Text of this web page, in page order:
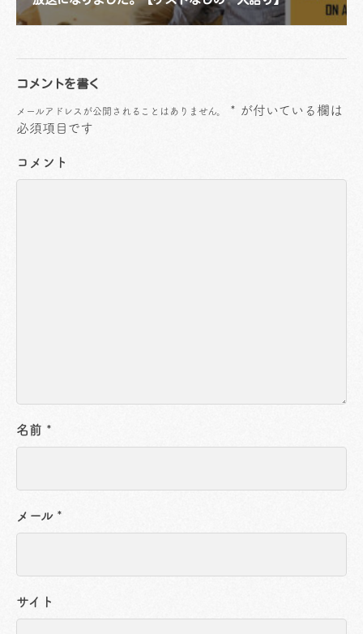
コメントを書く
メールアドレスが公開されることはありません。 * が付いている欄は
必須項目です
コメント
名前 *
メール *
サイト